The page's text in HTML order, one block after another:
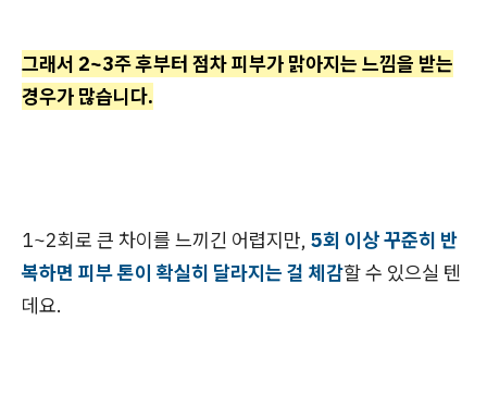
그래서 2~3주 후부터 점차 피부가 맑아지는 느낌을 받는
경우가 많습니다.
1~2회로 큰 차이를 느끼긴 어렵지만, 5회 이상 꾸준히 반
복하면 피부 톤이 확실히 달라지는 걸 체감할 수 있으실 텐
데요.